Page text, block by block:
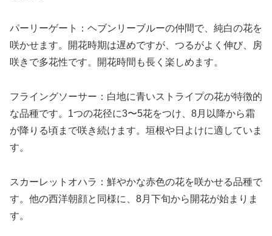
パーリーゲート：ヘブンリーブルーの仲間で、純白の花を
咲かせます。開花時期は遅めですが、つるがよく伸び、房
咲きで多花性です。開花時間も長く楽しめます。
フライングソーサー：白地に青いストライプの花が特徴的
な品種です。1つの花径に3〜5花をつけ、8月以降から霜
が降りる頃まで咲き続けます。垣根や日よけに適していま
す。
スカーレットオハラ：鮮やかな赤色の花を咲かせる品種で
す。他の西洋朝顔と同様に、8月下旬から開花が始まりま
す。